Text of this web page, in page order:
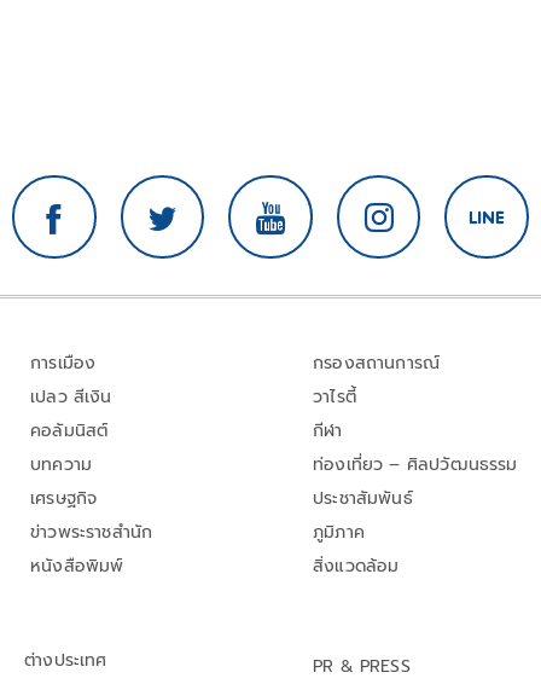
การเมือง
เปลว สีเงิน
คอลัมนิสต์
บทความ
เศรษฐกิจ
ข่าวพระราชสำนัก
หนังสือพิมพ์
กรองสถานการณ์
วาไรตี้
กีฬา
ท่องเที่ยว – ศิลปวัฒนธรรม
ประชาสัมพันธ์
ภูมิภาค
สิ่งแวดล้อม
ต่างประเทศ
PR & PRESS